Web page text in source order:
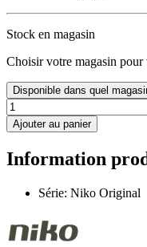
Stock en magasin
Choisir votre magasin
Disponible dans quel
Ajouter au panier
Information
Série: Niko Original